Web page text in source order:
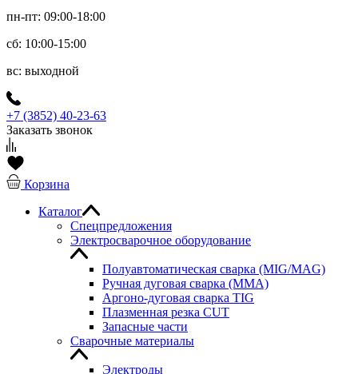
пн-пт: 09:00-18:00
сб: 10:00-15:00
вс: выходной
+7 (3852) 40-23-63
Заказать звонок
Корзина
Каталог
Спецпредложения
Электросварочное оборудование
Полуавтоматическая сварка (MIG/MAG)
Ручная дуговая сварка (MMA)
Аргоно-дуговая сварка TIG
Плазменная резка CUT
Запасные части
Сварочные материалы
Электроды